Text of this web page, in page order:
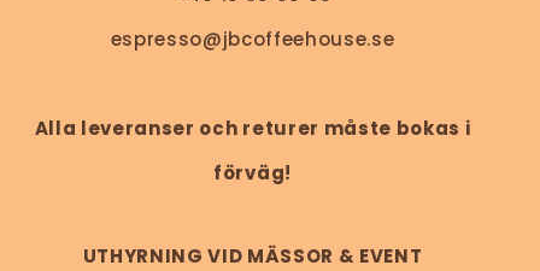
espresso@jbcoffeehouse.se
Alla leveranser och returer måste bokas i
förväg!
UTHYRNING VID MÄSSOR & EVENT